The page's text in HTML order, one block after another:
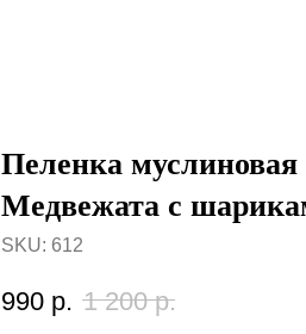
Пеленка муслиновая
Медвежата с
SKU: 612
990 р. 1 200 р.